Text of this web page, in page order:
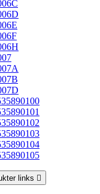
links 